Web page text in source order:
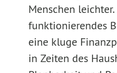
Menschen
funktionierendes
eine kluge
in Zeiten des